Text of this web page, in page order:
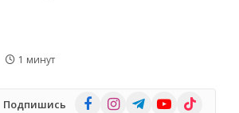
1 минут
Подпишись FacebookInstagramTelegramYouTube
TikTok